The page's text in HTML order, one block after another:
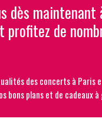
dès maintenant
de
des concerts à Paris
bons plans et de cadeaux